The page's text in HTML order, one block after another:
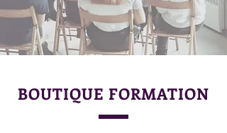
BOUTIQUE FORMATION